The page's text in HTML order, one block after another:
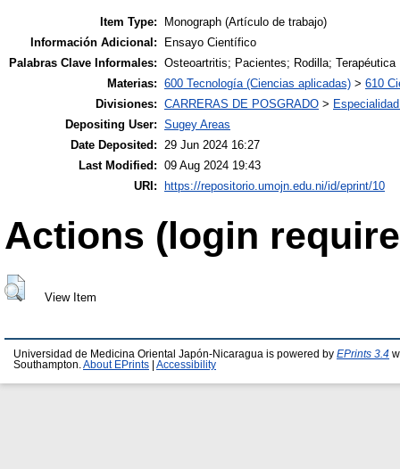
Item Type:
Monograph (Artículo de trabajo)
Información Adicional:
Ensayo Científico
Palabras Clave Informales: Osteoartritis; Pacientes; Rodilla; Terapéutica
Materias: 600 Tecnología (Ciencias aplicadas) > 610
Divisiones: CARRERAS DE POSGRADO >
Depositing User: Sugey Areas
Date Deposited: 29 Jun 2024 16:27
Last Modified: 09 Aug 2024 19:43
URI:
https://repositorio.umojn.edu.ni/id/eprint/10
Actions (login
View Item
Universidad de Medicina Oriental Japón-Nicaragua is powered by EPrints 3.4
Southampton. About EPrints Accessibility